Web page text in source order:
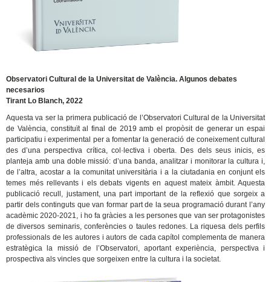
Observatori Cultural de la Universitat de València. Algunos debates
necesarios
Tirant Lo Blanch, 2022
Aquesta va ser la primera publicació de l’Observatori Cultural de la Universitat
de València, constituït al final de 2019 amb el propòsit de generar un espai
participatiu i experimental per a fomentar la generació de coneixement cultural
des d’una perspectiva crítica, col·lectiva i oberta. Des dels seus inicis, es
planteja amb una doble missió: d’una banda, analitzar i monitorar la cultura i,
de l’altra, acostar a la comunitat universitària i a la ciutadania en conjunt els
temes més rellevants i els debats vigents en aquest mateix àmbit. Aquesta
publicació recull, justament, una part important de la reflexió que sorgeix a
partir dels continguts que van formar part de la seua programació durant l’any
acadèmic 2020-2021, i ho fa gràcies a les persones que van ser protagonistes
de diversos seminaris, conferències o taules redones. La riquesa dels perfils
professionals de les autores i autors de cada capítol complementa de manera
estratègica la missió de l’Observatori, aportant experiència, perspectiva i
prospectiva als vincles que sorgeixen entre la cultura i la societat.